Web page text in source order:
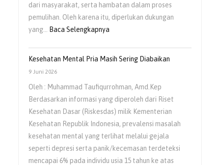
dari masyarakat, serta hambatan dalam proses
pemulihan. Oleh karena itu, diperlukan dukungan
yang…
Baca Selengkapnya
Orang
Dengan
Gangguan
Jiwa
(ODGJ)
Kesehatan Mental Pria Masih Sering Diabaikan
9 Juni 2026
Oleh : Muhammad Taufiqurrohman, Amd.Kep
Berdasarkan informasi yang diperoleh dari Riset
Kesehatan Dasar (Riskesdas) milik Kementerian
Kesehatan Republik Indonesia, prevalensi masalah
kesehatan mental yang terlihat melalui gejala
seperti depresi serta panik/kecemasan terdeteksi
mencapai 6% pada individu usia 15 tahun ke atas